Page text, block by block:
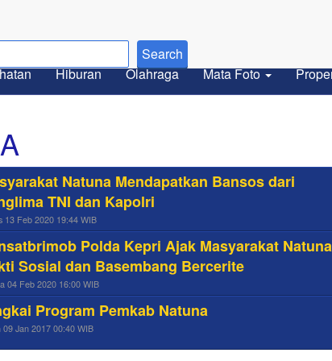
Hiburan Olahraga Mata Foto
Natuna Mendapatkan Bansos dari
TNI dan Kapolri
13 Feb 2020 19:44 WIB
Polda Kepri Ajak Masyarakat Natuna
Sosial dan Basembang Bercerite
04 Feb 2020 16:00 WIB
Program Pemkab Natuna
09 Jan 2017 00:40 WIB